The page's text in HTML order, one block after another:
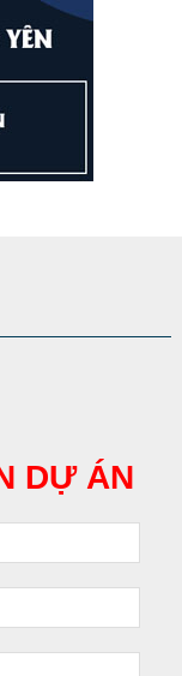
DỰ ÁN